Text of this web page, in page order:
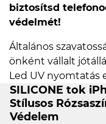
biztosítsd
védelmét!
Általános
önként vállalt
Led UV nyomtatás
SILICONE tok
Stílusos
Védelem